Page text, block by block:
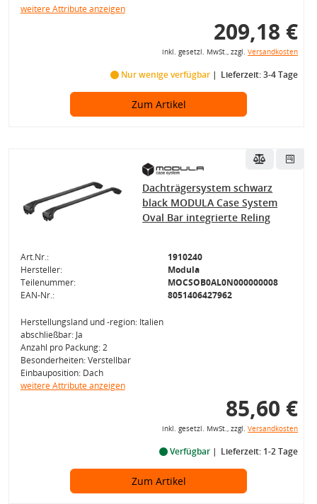
weitere Attribute anzeigen
209,18 €
inkl. gesetzl. MwSt., zzgl. Versandkosten
Nur wenige verfügbar Lieferzeit: 3-4 Tage
Zum Artikel
Dachträgersystem schwarz
black MODULA Case System
Oval Bar integrierte Reling
Art.Nr.:
1910240
Hersteller:
Modula
Teilenummer:
MOCSOB0AL0N000000008
EAN-Nr.:
8051406427962
Herstellungsland und -region: Italien
abschließbar: Ja
Anzahl pro Packung: 2
Besonderheiten: Verstellbar
Einbauposition: Dach
weitere Attribute anzeigen
85,60 €
inkl. gesetzl. MwSt., zzgl. Versandkosten
Verfügbar Lieferzeit: 1-2 Tage
Zum Artikel